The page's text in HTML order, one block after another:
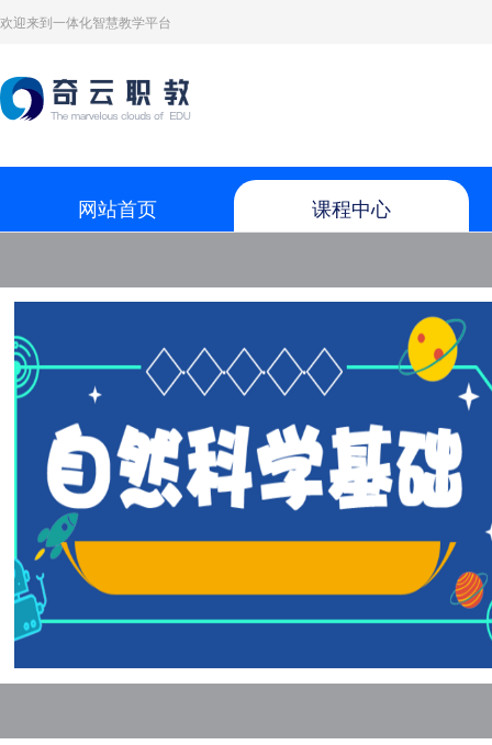
欢迎来到一体化智慧教学平台
网站首页 课程中心